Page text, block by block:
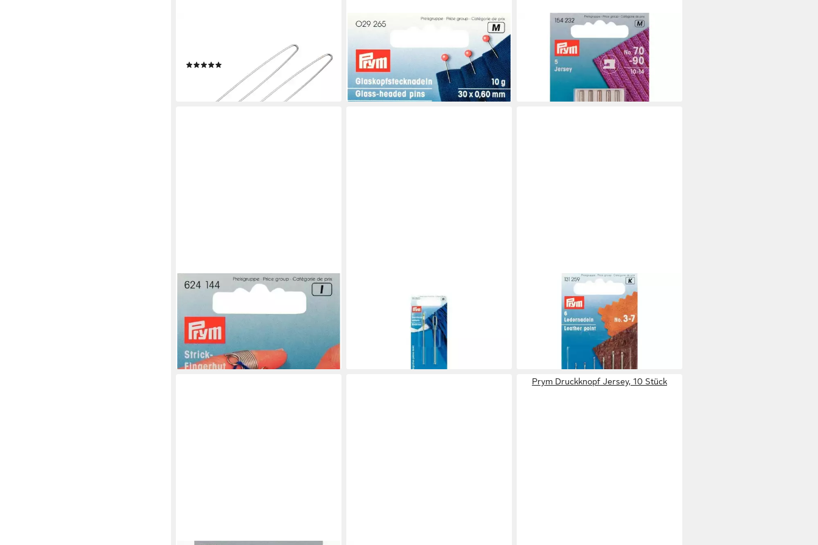
Maschenraffer, 2 Stück
lieferbar - in 4-5 Werktagen bei dir
PRYM
2,18 €
lieferbar - in 2-3 Werktagen bei dir
Stricknadeln Nähmaschinennadeln
130/705 Jersey 70-90 5 St
ab 4,15 €
lieferbar - in 2-3 Werktagen bei dir
PRYM
Stecknadeln
lieferbar - in 2-3 Werktagen bei dir
Nähmaschine Prym Durchziehnadeln
ST silberfarbig 2 Formen
UVP3,70 €
leider ausverkauft
Stricknadeln Ledernadeln silberfarbig
lieferbar in 3 Wochen
Prym Druckknopf Jersey, 10 Stück